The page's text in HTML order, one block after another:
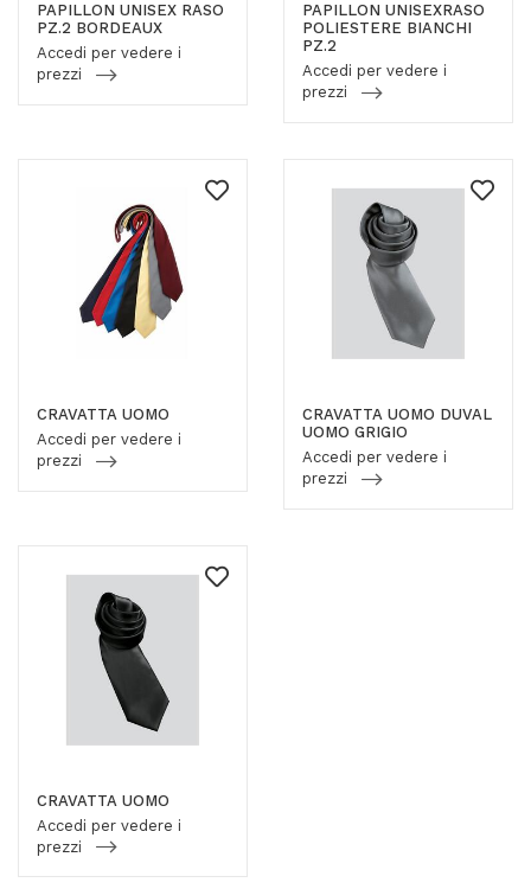
PAPILLON UNISEX RASO
PZ.2 BORDEAUX
Accedi per vedere i
prezzi
PAPILLON UNISEXRASO
POLIESTERE BIANCHI
PZ.2
Accedi per vedere i
prezzi
CRAVATTA UOMO
Accedi per vedere i
prezzi
CRAVATTA UOMO DUVAL
UOMO GRIGIO
Accedi per vedere i
prezzi
CRAVATTA UOMO
Accedi per vedere i
prezzi